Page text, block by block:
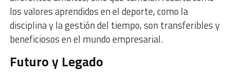
los valores aprendidos en el deporte, como la
disciplina y la gestión del tiempo, son transferibles y
beneficiosos en el mundo empresarial.
Futuro y Legado